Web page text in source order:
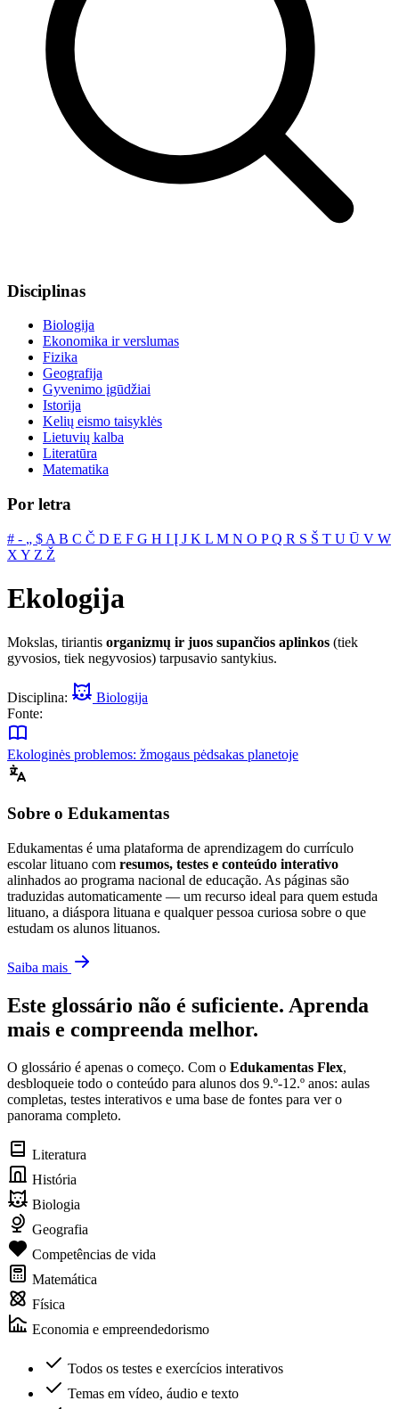
Disciplinas
Biologija
Ekonomika ir verslumas
Fizika
Geografija
Gyvenimo įgūdžiai
Istorija
Kelių eismo taisyklės
Lietuvių kalba
Literatūra
Matematika
Por letra
# ‐ „ $ A B C Č D E F G H I Į J K L M N O PQ R S Š T U Ū V W
X Y Z Ž
Ekologija
Mokslas, tiriantis organizmų ir juos supančios aplinkos (tiek
gyvosios, tiek negyvosios) tarpusavio santykius.
Disciplina:
Biologija
Fonte:
Ekologinės problemos: žmogaus pėdsakas planetoje
Sobre o Edukamentas
Edukamentas é uma plataforma de aprendizagem do currículo
escolar lituano com resumos, testes e conteúdo interativo
alinhados ao programa nacional de educação. As páginas são
traduzidas automaticamente — um recurso ideal para quem estuda
lituano, a diáspora lituana e qualquer pessoa curiosa sobre o que
estudam os alunos lituanos.
Saiba mais
Este glossário não é suficiente. Aprenda
mais e compreenda melhor.
O glossário é apenas o começo. Com o Edukamentas Flex,
desbloqueie todo o conteúdo para alunos dos 9.º-12.º anos: aulas
completas, testes interativos e uma base de fontes para ver o
panorama completo.
Literatura
História
Biologia
Geografia
Competências de vida
Matemática
Física
Economia e empreendedorismo
Todos os testes e exercícios interativos
Temas em vídeo, áudio e texto